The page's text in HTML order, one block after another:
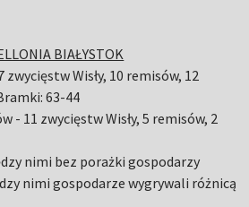
BIAŁYSTOK
zwycięstw Wisły, 10 remisów, 12
63-44
- 11 zwycięstw Wisły, 5 remisów, 2
nimi bez porażki gospodarzy
nimi gospodarze wygrywali różnicą